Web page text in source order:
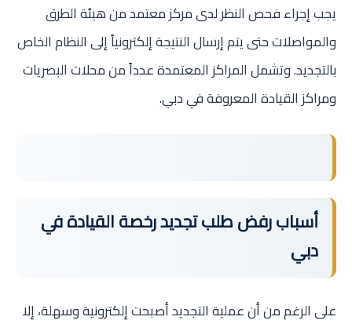
يجب إجراء فحص النظر لدى مركز معتمد من هيئة الطرق
والمواصلات حتى يتم إرسال النتيجة إلكترونياً إلى النظام الخاص
بالتجديد. وتشمل المراكز المعتمدة عدداً من محلات البصريات
ومراكز القيادة المعروفة في دبي.
أسباب رفض طلب تجديد رخصة القيادة في
دبي
على الرغم من أن عملية التجديد أصبحت إلكترونية وسهلة، إلا